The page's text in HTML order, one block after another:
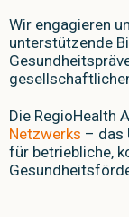
Wir engagieren
unterstützende
Die RegioHealth
Netzwerks – das
für betriebliche,